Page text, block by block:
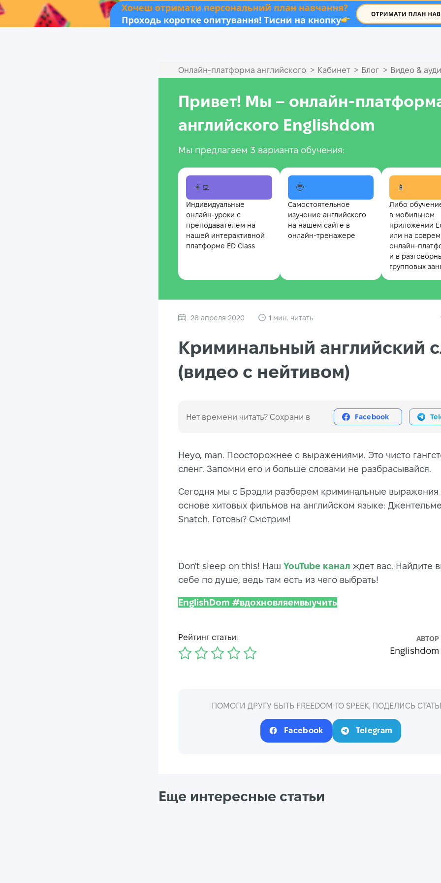
.
Онлайн‑платформа английского > Кабинет > Блог > Видео &
Привет! Мы –
английского Englishdom
Мы предлагаем 3 варианта обучения:
👩‍💻
Индивидуальные
онлайн-уроки с
преподавателем на
нашей интерактивной
платформе ED Class
🤓
Самостоятельное
изучение английского
на нашем сайте в
онлайн-тренажере
📱
Либо
в мобильном
приложении
или на
онлайн-
и в
групповых
28 апреля 2020 1 мин. читать
Криминальный английский
(видео с нейтивом)
Нет времени читать? Сохрани в Facebook
Heyo, man. Поосторожнее с выражениями. Это чисто
сленг. Запомни его и больше словами не разбрасывайся.
Сегодня мы с Брэдли разберем криминальные выражения
основе хитовых фильмов на английском языке:
Snatch. Готовы? Смотрим!
Don't sleep on this! Наш YouTube канал ждет вас. Найдите
себе по душе, ведь там есть из чего выбрать!
EnglishDom #вдохновляемвыучить
АВТОР
Englishdom
Рейтинг статьи:
ПОМОГИ ДРУГУ БЫТЬ FREEDOM TO SPEEK, ПОДЕЛИСЬ
Facebook Telegram
Еще интересные статьи